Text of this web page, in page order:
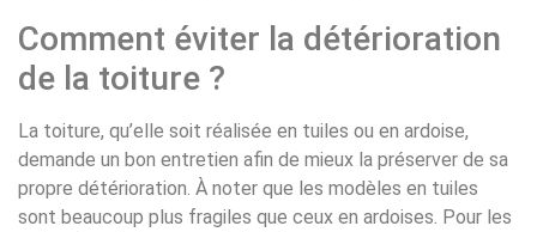
Comment éviter la détérioration
de la toiture ?
La toiture, qu’elle soit réalisée en tuiles ou en ardoise,
demande un bon entretien afin de mieux la préserver de sa
propre détérioration. À noter que les modèles en tuiles
sont beaucoup plus fragiles que ceux en ardoises. Pour les